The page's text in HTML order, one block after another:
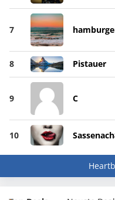
7
8 Pistauer
9 C
10